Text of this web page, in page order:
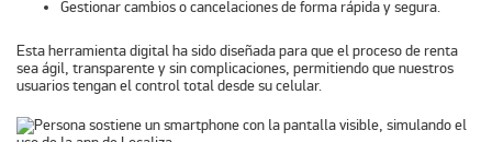
Gestionar cambios o cancelaciones de forma rápida y segura.
Esta herramienta digital ha sido diseñada para que el proceso de renta
sea ágil, transparente y sin complicaciones, permitiendo que nuestros
usuarios tengan el control total desde su celular.